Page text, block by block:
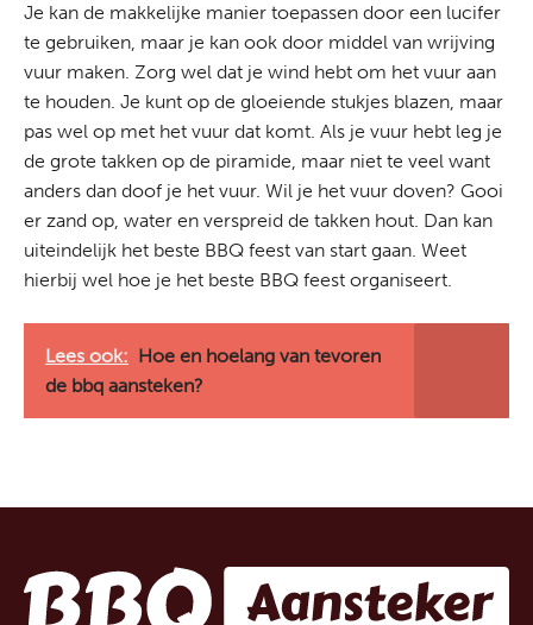
Je kan de makkelijke manier toepassen door een lucifer
te gebruiken, maar je kan ook door middel van wrijving
vuur maken. Zorg wel dat je wind hebt om het vuur aan
te houden. Je kunt op de gloeiende stukjes blazen, maar
pas wel op met het vuur dat komt. Als je vuur hebt leg je
de grote takken op de piramide, maar niet te veel want
anders dan doof je het vuur. Wil je het vuur doven? Gooi
er zand op, water en verspreid de takken hout. Dan kan
uiteindelijk het beste BBQ feest van start gaan. Weet
hierbij wel hoe je het beste BBQ feest organiseert.
Lees ook: Hoe en hoelang van tevoren
de bbq aansteken?